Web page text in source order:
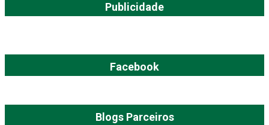
Publicidade
Facebook
Blogs Parceiros